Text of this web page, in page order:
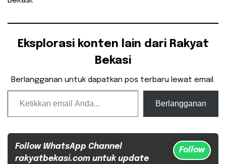
Eksplorasi konten lain dari Rakyat
Bekasi
Berlangganan untuk dapatkan pos terbaru lewat email.
Ketikkan email Anda...
Berlangganan
Follow WhatsApp Channel
rakyatbekasi.com untuk update
Follow